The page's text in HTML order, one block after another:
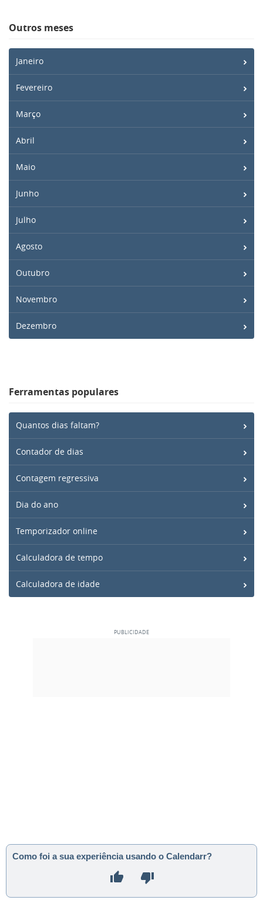
Outros meses
Janeiro
Fevereiro
Março
Abril
Maio
Junho
Julho
Agosto
Outubro
Novembro
Dezembro
Ferramentas populares
Quantos dias faltam?
Contador de dias
Contagem regressiva
Dia do ano
Temporizador online
Calculadora de tempo
Calculadora de idade
Como foi a sua experiência usando o Calendarr?